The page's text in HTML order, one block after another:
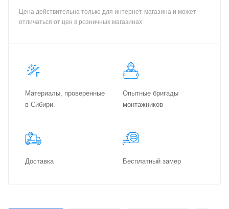
Цена действительна только для интернет-магазина и может
отличаться от цен в розничных магазинах
Материалы, проверенные
в Сибири.
Опытные бригады
монтажников
Доставка Бес­плат­ный замер